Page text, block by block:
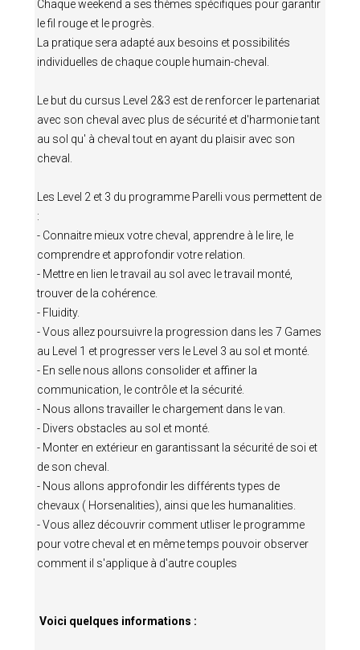
Chaque weekend a ses thèmes spécifiques pour garantir
le fil rouge et le progrès.
La pratique sera adapté aux besoins et possibilités
individuelles de chaque couple humain-cheval.
Le but du cursus Level 2&3 est de renforcer le partenariat
avec son cheval avec plus de sécurité et d'harmonie tant
au sol qu' à cheval tout en ayant du plaisir avec son
cheval.
Les Level 2 et 3 du programme Parelli vous permettent de
:
- Connaitre mieux votre cheval, apprendre à le lire, le
comprendre et approfondir votre relation.
- Mettre en lien le travail au sol avec le travail monté,
trouver de la cohérence.
- Fluidity.
- Vous allez poursuivre la progression dans les 7 Games
au Level 1 et progresser vers le Level 3 au sol et monté.
- En selle nous allons consolider et affiner la
communication, le contrôle et la sécurité.
- Nous allons travailler le chargement dans le van.
- Divers obstacles au sol et monté.
- Monter en extérieur en garantissant la sécurité de soi et
de son cheval.
- Nous allons approfondir les différents types de
chevaux ( Horsenalities), ainsi que les humanalities.
- Vous allez découvrir comment utliser le programme
pour votre cheval et en même temps pouvoir observer
comment il s'applique à d'autre couples
Voici quelques informations :